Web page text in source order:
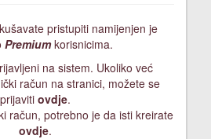
pristupiti namijenjen je
Premiumkorisnicima.
na sistem. Ukoliko već
račun na stranici, možete se
prijaviti ovdje.
račun, potrebno je da isti kreirate
ovdje.